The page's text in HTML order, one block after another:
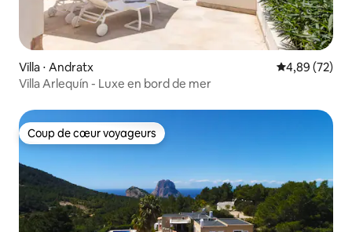
Villa ⋅ Andratx Évaluation
4,89 (72)
Villa Arlequín - Luxe en bord de mer
Coup de cœur voyageurs
Coup de cœur voyageurs